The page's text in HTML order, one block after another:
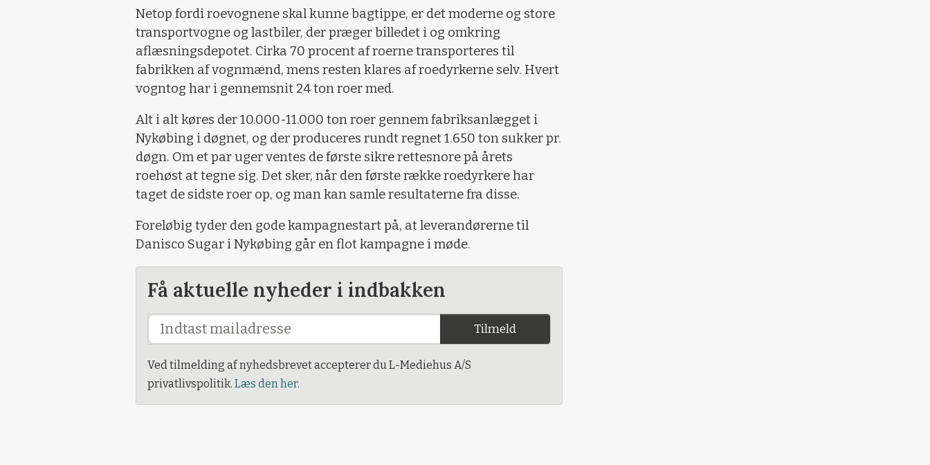
Netop fordi roevognene skal kunne bagtippe, er det moderne og store
transportvogne og lastbiler, der præger billedet i og omkring
aflæsningsdepotet. Cirka 70 procent af roerne transporteres til
fabrikken af vognmænd, mens resten klares af roedyrkerne selv. Hvert
vogntog har i gennemsnit 24 ton roer med.
Alt i alt køres der 10.000-11.000 ton roer gennem fabriksanlægget i
Nykøbing i døgnet, og der produceres rundt regnet 1.650 ton sukker pr.
døgn. Om et par uger ventes de første sikre rettesnore på årets
roehøst at tegne sig. Det sker, når den første række roedyrkere har
taget de sidste roer op, og man kan samle resultaterne fra disse.
Foreløbig tyder den gode kampagnestart på, at leverandørerne til
Danisco Sugar i Nykøbing går en flot kampagne i møde.
Få aktuelle nyheder i indbakken
Tilmeld
Ved tilmelding af nyhedsbrevet accepterer du L-Mediehus A/S
privatlivspolitik. Læs den her.